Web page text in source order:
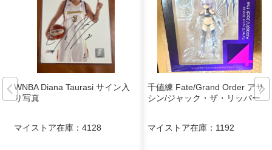
WNBA Diana Taurasi サイン入
り写真
マイストア在庫： 4128
千値練 Fate/Grand Order アサ
シン/ジャック・ザ・リッパー
マイストア在庫： 1192